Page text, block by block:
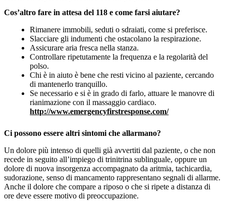
Cos’altro fare in attesa del 118 e come farsi aiutare?
Rimanere immobili, seduti o sdraiati, come si preferisce.
Slacciare gli indumenti che ostacolano la respirazione.
Assicurare aria fresca nella stanza.
Controllare ripetutamente la frequenza e la regolarità del
polso.
Chi è in aiuto è bene che resti vicino al paziente, cercando
di mantenerlo tranquillo.
Se necessario e si è in grado di farlo, attuare le manovre di
rianimazione con il massaggio cardiaco.
http://www.emergencyfirstresponse.com/
Ci possono essere altri sintomi che allarmano?
Un dolore più intenso di quelli già avvertiti dal paziente, o che non
recede in seguito all’impiego di trinitrina sublinguale, oppure un
dolore di nuova insorgenza accompagnato da aritmia, tachicardia,
sudorazione, senso di mancamento rappresentano segnali di allarme.
Anche il dolore che compare a riposo o che si ripete a distanza di
ore deve essere motivo di preoccupazione.